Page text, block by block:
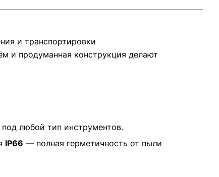
и транспортировки
и продуманная конструкция делают
любой тип инструментов.
IP66 — полная герметичность от пыли